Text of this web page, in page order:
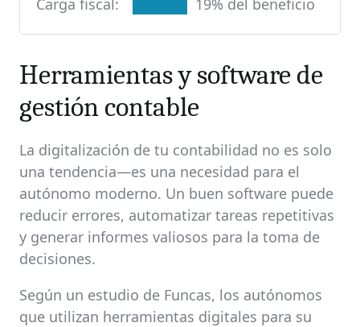
Carga fiscal: 19% del beneficio
Herramientas y software de
gestión contable
La digitalización de tu contabilidad no es solo
una tendencia—es una necesidad para el
autónomo moderno. Un buen software puede
reducir errores, automatizar tareas repetitivas
y generar informes valiosos para la toma de
decisiones.
Según un estudio de Funcas, los autónomos
que utilizan herramientas digitales para su